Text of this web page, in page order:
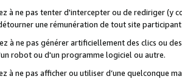
à ne pas tenter d'intercepter ou de rediriger
une rémunération de tout site
à ne pas générer artificiellement des clics ou
robot ou d'un programme logiciel ou autre.
à ne pas afficher ou utiliser d’une quelconque